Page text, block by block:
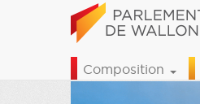
Composition